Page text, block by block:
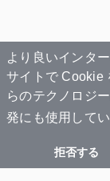
より良いインタ
サイトで Cookie
らのテクノロジ
発にも使用して
拒否する